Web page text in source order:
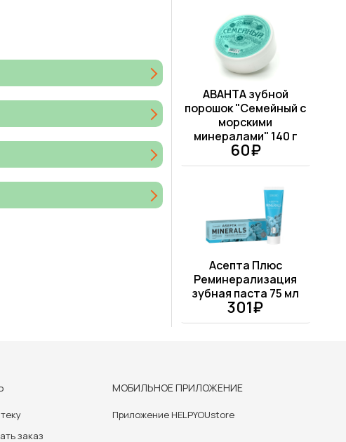
АВАНТА зубной
порошок "Семейный с
морскими
минералами" 140 г
60₽
Асепта Плюс
Реминерализация
зубная паста 75 мл
301₽
заказ
МОБИЛЬНОЕ ПРИЛОЖЕНИЕ
Приложение HELPYOUstore